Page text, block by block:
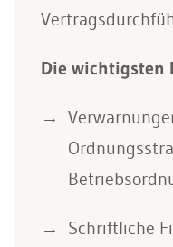
Die wichtigsten
Schriftliche